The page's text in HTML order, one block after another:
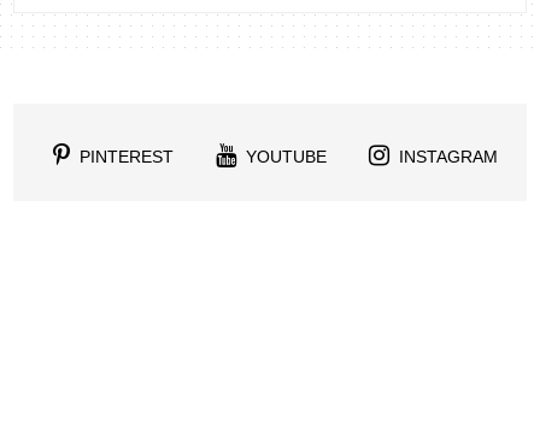
PINTEREST YOUTUBE INSTAGRAM